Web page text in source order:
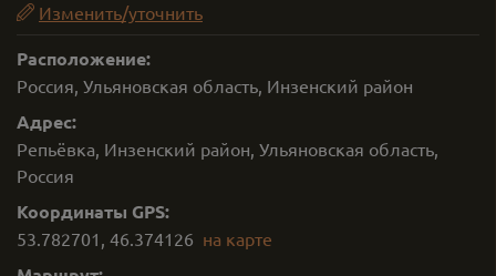
Изменить/уточнить
Расположение:
Россия, Ульяновская область, Инзенский район
Адрес:
Репьёвка, Инзенский район, Ульяновская область,
Россия
Координаты GPS:
53.782701 , 46.374126 на карте